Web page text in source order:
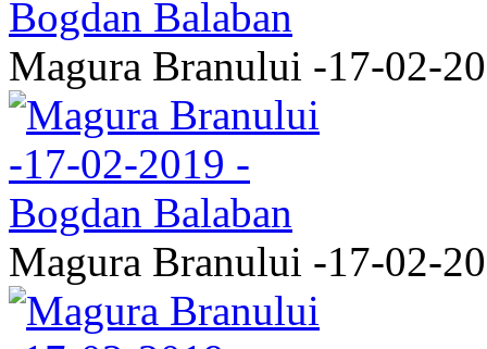
Magura Branului -17-02-
Magura Branului -17-02-